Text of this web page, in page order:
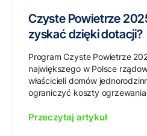
Czyste Powietrze
zyskać dzięki dotacji?
Program Czyste Powietrze
największego w Polsce
właścicieli domów
ograniczyć koszty
Przeczytaj artykuł